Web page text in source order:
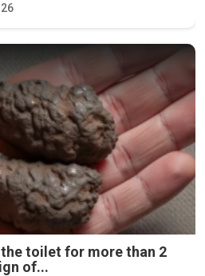
the toilet for more than 2
of...